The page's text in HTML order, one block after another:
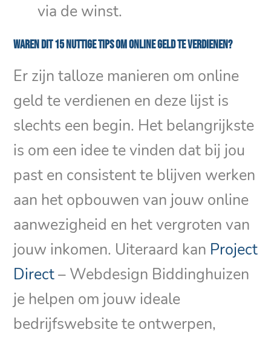
via de winst.
Waren dit 15 nuttige tips om online geld te verdienen?
Er zijn talloze manieren om online
geld te verdienen en deze lijst is
slechts een begin. Het belangrijkste
is om een idee te vinden dat bij jou
past en consistent te blijven werken
aan het opbouwen van jouw online
aanwezigheid en het vergroten van
jouw inkomen. Uiteraard kan Project
Direct– Webdesign Biddinghuizen
je helpen om jouw ideale
bedrijfswebsite te ontwerpen,